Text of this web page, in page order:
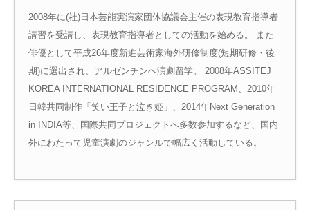
2008年に(社)日本芸能実演家団体協議会主催の表現教育指導者
講習を受講し、表現教育指導者としての活動を始める。 また
俳優として平成26年度新進芸術家海外研修制度(短期研修・後
期)に選出され、アルゼンチンへ演劇留学。 2008年ASSITEJ
KOREA INTERNATIONAL RESIDENCE PROGRAM、2010年
日韓共同制作「笑い王子と泣き姫」、2014年Next Generation
in INDIA等、国際共同プロジェクトへ多数参加するなど、国内
外にわたって児童演劇のジャンルで幅広く活動している。